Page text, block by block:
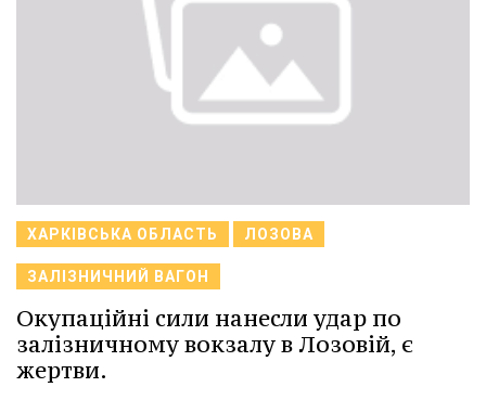
ХАРКІВСЬКА ОБЛАСТЬ ЛОЗОВА
ЗАЛІЗНИЧНИЙ ВАГОН
Окупаційні сили нанесли удар по
залізничному вокзалу в Лозовій, є
жертви.